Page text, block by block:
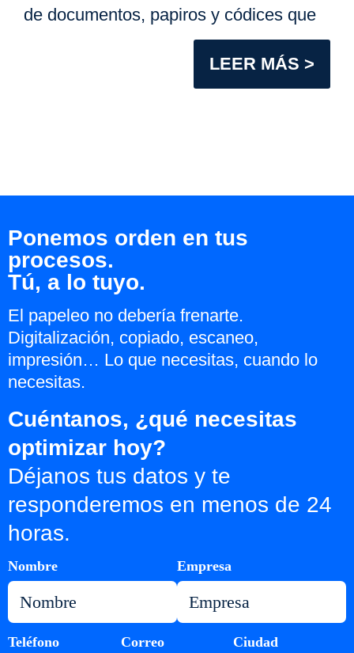
de documentos, papiros y códices que
LEER MÁS >
Ponemos orden en tus
procesos.
Tú, a lo tuyo.
El papeleo no debería frenarte.
Digitalización, copiado, escaneo,
impresión… Lo que necesitas, cuando lo
necesitas.
Cuéntanos, ¿qué necesitas
optimizar hoy?
Déjanos tus datos y te
responderemos en menos de 24
horas.
Nombre Empresa
Teléfono Correo Ciudad